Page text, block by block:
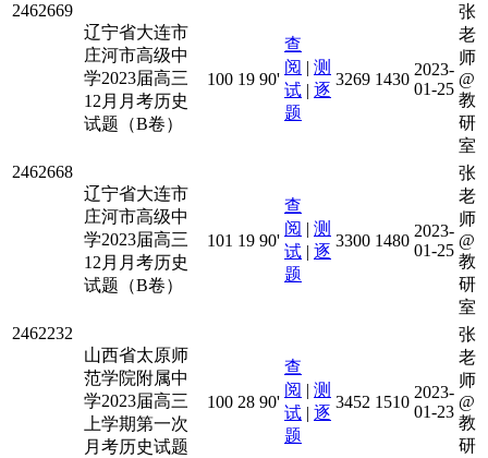
2462669
辽宁省大连市
庄河市高级中
学2023届高三
12月月考历史
试题（B卷）
100 19 90'
查
阅 | 测
试 | 逐
题
3269 1430
2023-
01-25
张
老
师
@
教
研
室
2462668
辽宁省大连市
庄河市高级中
学2023届高三
12月月考历史
试题（B卷）
101 19 90'
查
阅 | 测
试 | 逐
题
3300 1480
2023-
01-25
张
老
师
@
教
研
室
2462232
山西省太原师
范学院附属中
学2023届高三
上学期第一次
月考历史试题
100 28 90'
查
阅 | 测
试 | 逐
题
3452 1510
2023-
01-23
张
老
师
@
教
研